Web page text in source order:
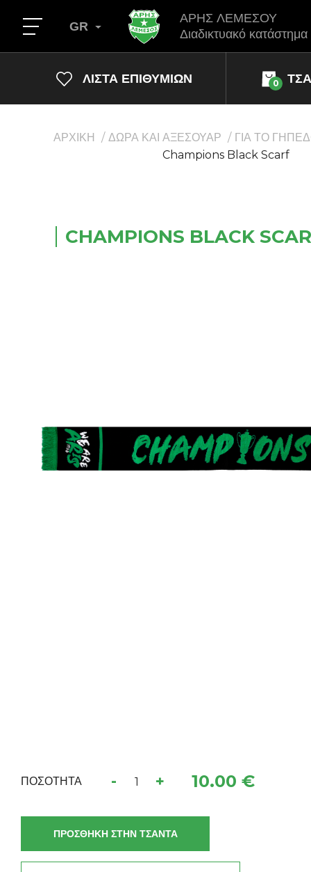
ΑΡΗΣ ΛΕΜΕΣΟΥ
Διαδικτυακό κατάστημα
GR
ΛΊΣΤΑ ΕΠΙΘΥΜΙΏΝ 0
ΑΡΧΙΚΗ ΔΩΡΑ ΚΑΙ ΑΞΕΣΟΥΑΡ
ΓΙΑ ΤΟ
Champions Black Scarf
CHAMPIONS BLACK
ΠΟΣΟΤΗΤΑ - + 10.00 €
ΠΡΟΣΘΗΚΗ ΣΤΗΝ ΤΣΑΝΤΑ